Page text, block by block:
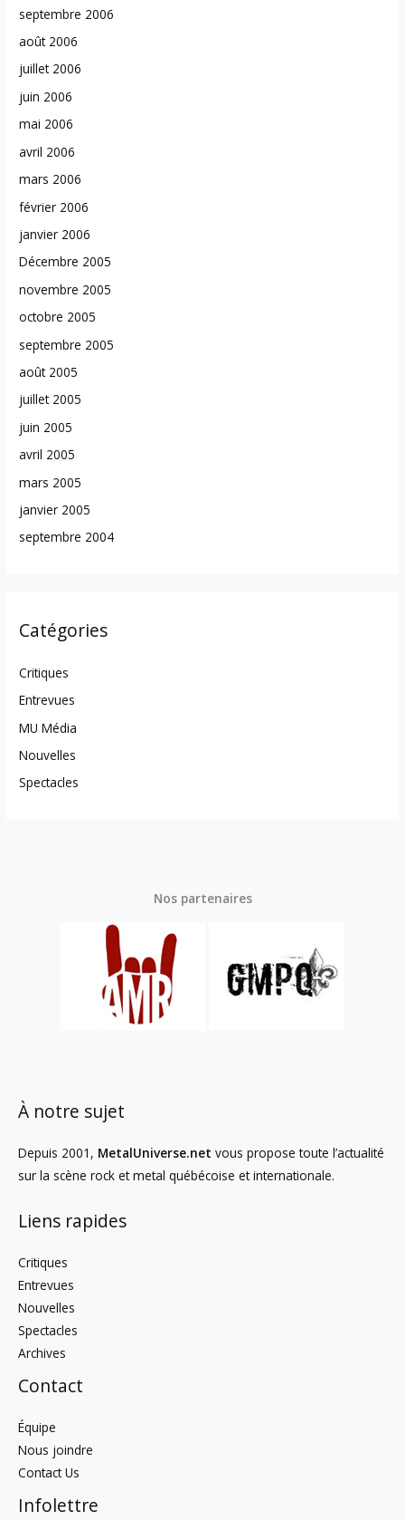
septembre 2006
août 2006
juillet 2006
juin 2006
mai 2006
avril 2006
mars 2006
février 2006
janvier 2006
Décembre 2005
novembre 2005
octobre 2005
septembre 2005
août 2005
juillet 2005
juin 2005
avril 2005
mars 2005
janvier 2005
septembre 2004
Catégories
Critiques
Entrevues
MU Média
Nouvelles
Spectacles
Nos partenaires
À notre sujet
Depuis 2001, MetalUniverse.net vous propose toute l’actualité
sur la scène rock et metal québécoise et internationale.
Liens rapides
Critiques
Entrevues
Nouvelles
Spectacles
Archives
Contact
Équipe
Nous joindre
Contact Us
Infolettre